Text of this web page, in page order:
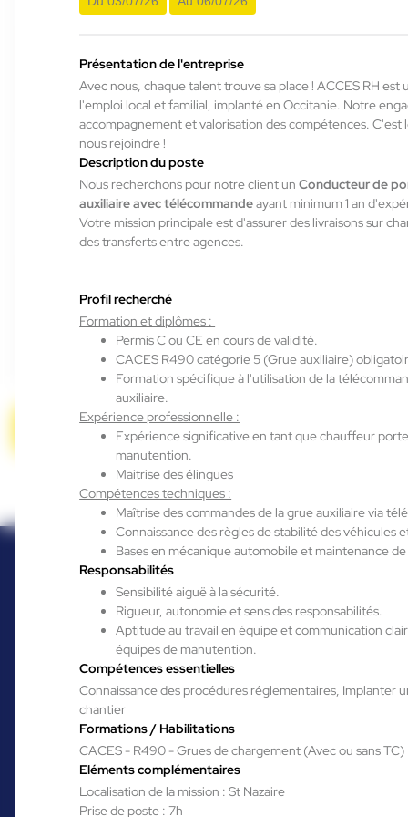
Présentation de l'entreprise
Avec nous, chaque talent trouve sa place ! ACCES RH est
l'emploi local et familial, implanté en Occitanie. Notre
accompagnement et valorisation des compétences. C'est
nous rejoindre !
Description du poste
Nous recherchons pour notre client unConducteur de
auxiliaire avec télécommandeayant minimum 1 an
Votre mission principale est d'assurer des livraisons sur
des transferts entre agences.
Profil recherché
Formation et diplômes :
Permis C ou CE en cours de validité.
CACES R490 catégorie 5 (Grue auxiliaire)
Formation spécifique à l'utilisation de la
auxiliaire.
Expérience professionnelle :
Expérience significative en tant que chauffeur
manutention.
Maitrise des élingues
Compétences techniques :
Maîtrise des commandes de la grue auxiliaire via
Connaissance des règles de stabilité des véhicules
Bases en mécanique automobile et maintenance
Responsabilités
Sensibilité aiguë à la sécurité.
Rigueur, autonomie et sens des responsabilités.
Aptitude au travail en équipe et communication
équipes de manutention.
Compétences essentielles
Connaissance des procédures réglementaires, Implanter
chantier
Formations / Habilitations
CACES - R490 - Grues de chargement (Avec ou sans TC)
Eléments complémentaires
Localisation de la mission : St Nazaire
Prise de poste : 7h
Interim
12,31 €/h - 12,50 €/h
14/08/26
ACCES RH 29/07/2026
Cariste H/F/X
Interim
12,31 €/h - 12,50 €/h
29/07/26 Au:14/08/26
1sur 8
Candidature spontanée
Vous êtes déjà